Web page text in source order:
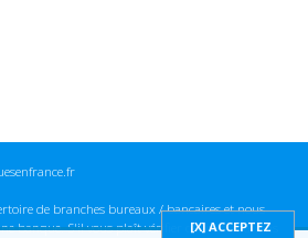
de branches bureaux / bancaires et nous
banque. S'il vous plaît vérifier ces informations